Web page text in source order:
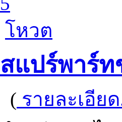
โหวต
สแปร์พาร์
( รายละเอีย